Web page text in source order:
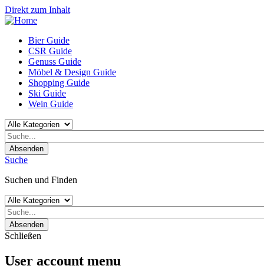
Direkt zum Inhalt
Bier Guide
CSR Guide
Genuss Guide
Möbel & Design Guide
Shopping Guide
Ski Guide
Wein Guide
Absenden
Suche
Suchen und Finden
Absenden
Schließen
User account menu